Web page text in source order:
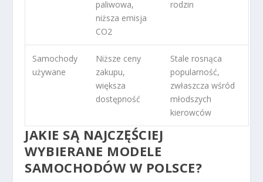
paliwowa,
niższa emisja
CO2
rodzin
Samochody
używane
Niższe ceny
zakupu,
większa
dostępność
Stale rosnąca
popularność,
zwłaszcza wśród
młodszych
kierowców
JAKIE SĄ NAJCZĘŚCIEJ
WYBIERANE MODELE
SAMOCHODÓW W POLSCE?